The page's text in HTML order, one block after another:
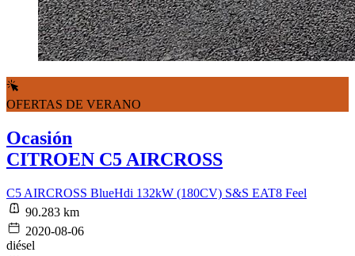
OFERTAS DE VERANO
Ocasión
CITROEN C5 AIRCROSS
C5 AIRCROSS BlueHdi 132kW (180CV) S&S EAT8 Feel
90.283 km
2020-08-06
diésel